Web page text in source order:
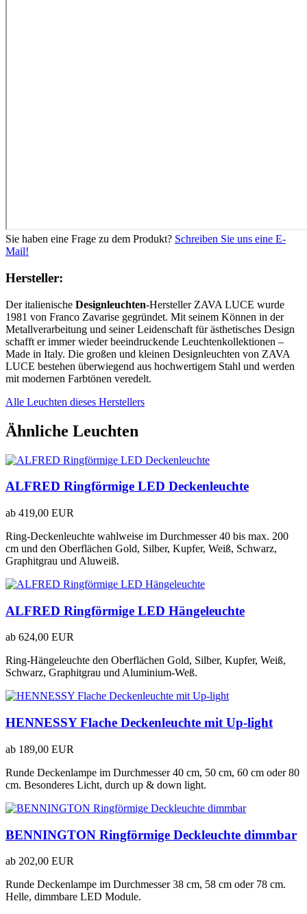
Sie haben eine Frage zu dem Produkt? Schreiben Sie uns eine E-
Mail!
Hersteller:
Der italienische Designleuchten-Hersteller ZAVA LUCE wurde
1981 von Franco Zavarise gegründet. Mit seinem Können in der
Metallverarbeitung und seiner Leidenschaft für ästhetisches Design
schafft er immer wieder beeindruckende Leuchtenkollektionen –
Made in Italy. Die großen und kleinen Designleuchten von ZAVA
LUCE bestehen überwiegend aus hochwertigem Stahl und werden
mit modernen Farbtönen veredelt.
Alle Leuchten dieses Herstellers
Ähnliche Leuchten
ALFRED Ringförmige LED Deckenleuchte
ab 419,00 EUR
Ring-Deckenleuchte wahlweise im Durchmesser 40 bis max. 200
cm und den Oberflächen Gold, Silber, Kupfer, Weiß, Schwarz,
Graphitgrau und Aluweiß.
ALFRED Ringförmige LED Hängeleuchte
ab 624,00 EUR
Ring-Hängeleuchte den Oberflächen Gold, Silber, Kupfer, Weiß,
Schwarz, Graphitgrau und Aluminium-Weß.
HENNESSY Flache Deckenleuchte mit Up-light
ab 189,00 EUR
Runde Deckenlampe im Durchmesser 40 cm, 50 cm, 60 cm oder 80
cm. Besonderes Licht, durch up & down light.
BENNINGTON Ringförmige Deckleuchte dimmbar
ab 202,00 EUR
Runde Deckenlampe im Durchmesser 38 cm, 58 cm oder 78 cm.
Helle, dimmbare LED Module.